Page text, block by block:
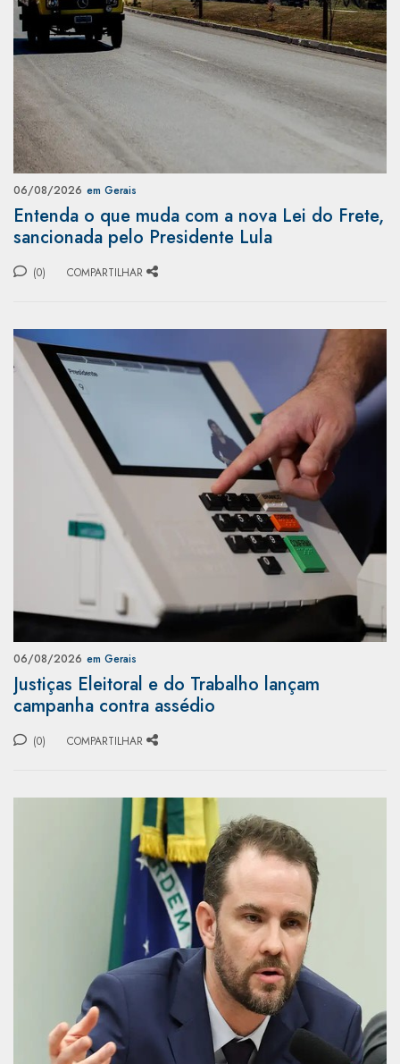
06/08/2026 em Gerais
Entenda o que muda com a nova Lei do Frete,
sancionada pelo Presidente Lula
(0) COMPARTILHAR
06/08/2026 em Gerais
Justiças Eleitoral e do Trabalho lançam
campanha contra assédio
(0) COMPARTILHAR